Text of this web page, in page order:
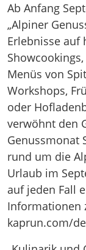
Ab Anfang
„Alpiner
Erlebnisse auf
Menüs von
Workshops,
oder
verwöhnt den
Genussmonat
rund um die
Urlaub im
auf jeden Fall
Informationen
kaprun.com/